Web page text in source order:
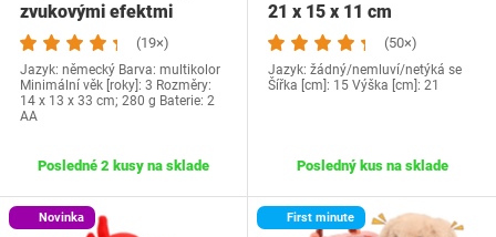
zvukovými efektmi
(19×)
Jazyk: německý Barva: multikolor
Minimální věk [roky]: 3 Rozměry:
14 x 13 x 33 cm; 280 g Baterie: 2
AA
Posledné 2 kusy na sklade
21 x 15 x 11 cm
(50×)
Jazyk: žádný/nemluví/netýká se
Šířka [cm]: 15 Výška [cm]: 21
Posledný kus na sklade
Novinka First minute